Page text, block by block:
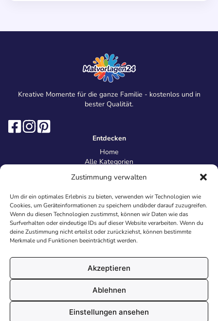
Zustimmung verwalten
Um dir ein optimales Erlebnis zu bieten, verwenden wir Technologien wie
Cookies, um Geräteinformationen zu speichern und/oder darauf zuzugreifen.
Wenn du diesen Technologien zustimmst, können wir Daten wie das
Surfverhalten oder eindeutige IDs auf dieser Website verarbeiten. Wenn du
deine Zustimmung nicht erteilst oder zurückziehst, können bestimmte
Merkmale und Funktionen beeinträchtigt werden.
Akzeptieren
Ablehnen
Einstellungen ansehen
Kreative Momente für die ganze Familie - kostenlos und in
bester Qualität.
Entdecken
Home
Alle Kategorien
Information
Über uns
Kontakt
Inhaltsrichtlinien
Recht & Datenschutz
Impressum
AGB
Cookies
© 2026 Malvorlagen24.de - Alle Rechte vorbehalten. Made with
in Deutschland.